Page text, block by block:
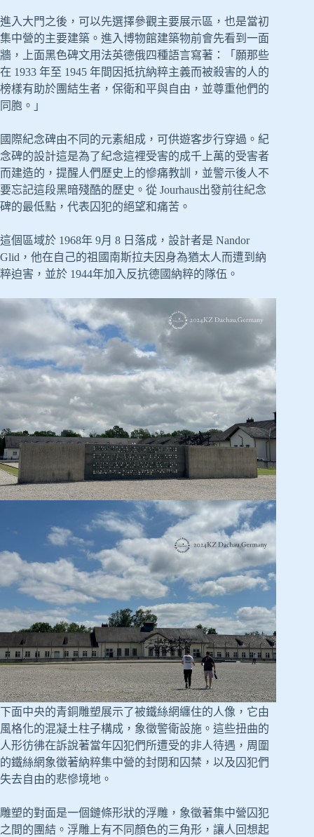
進入大門之後，可以先選擇參觀主要展示區，也是當初
集中營的主要建築。進入博物館建築物前會先看到一面
牆，上面黑色碑文用法英德俄四種語言寫著：「願那些
在 1933 年至 1945 年間因抵抗納粹主義而被殺害的人的
榜樣有助於團結生者，保衛和平與自由，並尊重他們的
同胞。」
國際紀念碑由不同的元素組成，可供遊客步行穿過。紀
念碑的設計這是為了紀念這裡受害的成千上萬的受害者
而建造的，提醒人們歷史上的慘痛教訓，並警示後人不
要忘記這段黑暗殘酷的歷史。從 Jourhaus出發前往紀念
碑的最低點，代表囚犯的絕望和痛苦。
這個區域於 1968年 9月 8 日落成，設計者是 Nandor
Glid，他在自己的祖國南斯拉夫因身為猶太人而遭到納
粹迫害，並於 1944年加入反抗德國納粹的隊伍。
下面中央的青銅雕塑展示了被鐵絲網纏住的人像，它由
風格化的混凝土柱子構成，象徵警衛設施。這些扭曲的
人形彷彿在訴說著當年囚犯們所遭受的非人待遇，周圍
的鐵絲網象徵著納粹集中營的封閉和囚禁，以及囚犯們
失去自由的悲慘境地。
雕塑的對面是一個鏈條形狀的浮雕，象徵著集中營囚犯
之間的團結。浮雕上有不同顏色的三角形，讓人回想起